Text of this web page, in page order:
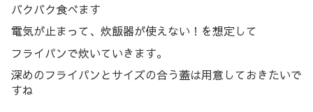
バクバク食べます
電気が止まって、炊飯器が使えない！を想定して
フライパンで炊いていきます。
深めのフライパンとサイズの合う蓋は用意しておきたいで
すね